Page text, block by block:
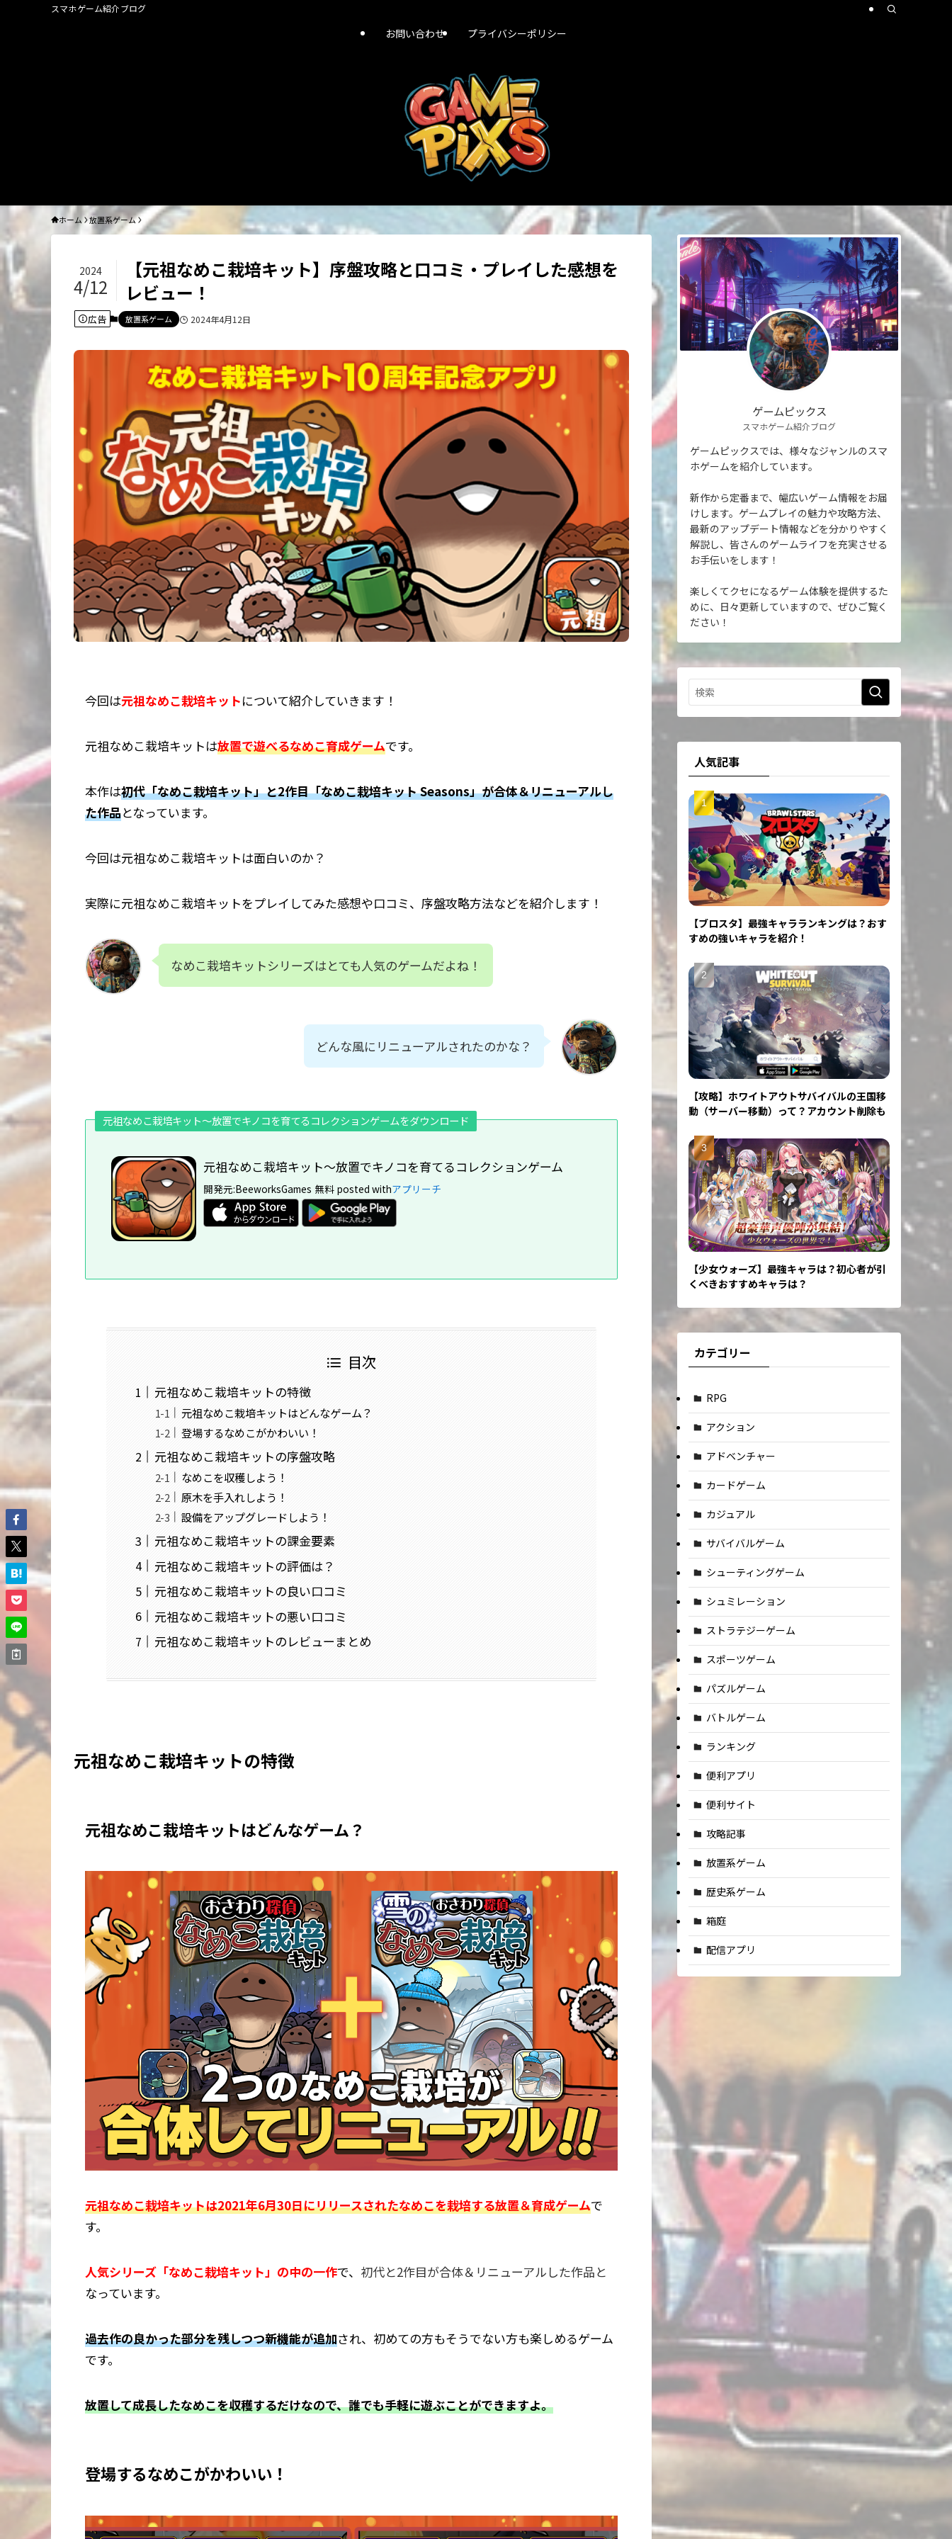
スマホゲーム紹介ブログ
お問い合わせ プライバシーポリシー
ホーム 放置系ゲーム
【元祖なめこ栽培キット】序盤攻略と口コミ・プレイした感想を
レビュー！
2024
4/12
広告 放置系ゲーム 2024年4月12日
今回は元祖なめこ栽培キットについて紹介していきます！
元祖なめこ栽培キットは放置で遊べるなめこ育成ゲームです。
本作は初代「なめこ栽培キット」と2作目「なめこ栽培キット Seasons」が合体＆リニューアルし
た作品となっています。
今回は元祖なめこ栽培キットは面白いのか？
実際に元祖なめこ栽培キットをプレイしてみた感想や口コミ、 序盤攻略方法などを紹介します！
なめこ栽培キットシリーズはとても人気のゲームだよね！
どんな風にリニューアルされたのかな？
元祖なめこ栽培キット〜放置でキノコを育てるコレクションゲームをダウンロード
元祖なめこ栽培キット〜放置でキノコを育てるコレクションゲーム
開発元:BeeworksGames 無料 posted withアプリーチ
目次
元祖なめこ栽培キットの特徴
元祖なめこ栽培キットはどんなゲーム？
登場するなめこがかわいい！
元祖なめこ栽培キットの序盤攻略
なめこを収穫しよう！
原木を手入れしよう！
設備をアップグレードしよう！
元祖なめこ栽培キットの課金要素
元祖なめこ栽培キットの評価は？
元祖なめこ栽培キットの良い口コミ
元祖なめこ栽培キットの悪い口コミ
元祖なめこ栽培キットのレビューまとめ
元祖なめこ栽培キットの特徴
元祖なめこ栽培キットはどんなゲーム？
元祖なめこ栽培キットは2021年6月30日にリリースされたなめこを栽培する放置＆育成ゲームで
す。
人気シリーズ「なめこ栽培キット」の中の一作で、 初代と2作目が合体＆リニューアルした作品と
なっています。
過去作の良かった部分を残しつつ新機能が追加され、初めての方もそうでない方も楽しめるゲーム
です。
放置して成長したなめこを収穫するだけなので、誰でも手軽に遊ぶことができますよ。
登場するなめこがかわいい！
ゲームピックス
スマホゲーム紹介ブログ
ゲームピックスでは、様々なジャンルのスマ
ホゲームを紹介しています。
新作から定番まで、幅広いゲーム情報をお届
けします。ゲームプレイの魅力や攻略方法、
最新のアップデート情報などを分かりやすく
解説し、皆さんのゲームライフを充実させる
お手伝いをします！
楽しくてクセになるゲーム体験を提供するた
めに、日々更新していますので、ぜひご覧く
ださい！
人気記事
【ブロスタ】最強キャラランキングは？おす
すめの強いキャラを紹介！
【攻略】ホワイトアウトサバイバルの王国移
動（サーバー移動）って？アカウント削除も
【少女ウォーズ】最強キャラは？初心者が引
くべきおすすめキャラは？
カテゴリー
RPG
アクション
アドベンチャー
カードゲーム
カジュアル
サバイバルゲーム
シューティングゲーム
シュミレーション
ストラテジーゲーム
スポーツゲーム
パズルゲーム
バトルゲーム
ランキング
便利アプリ
便利サイト
攻略記事
放置系ゲーム
歴史系ゲーム
箱庭
配信アプリ